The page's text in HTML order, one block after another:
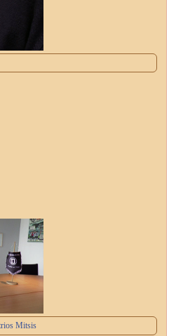
Mitsis